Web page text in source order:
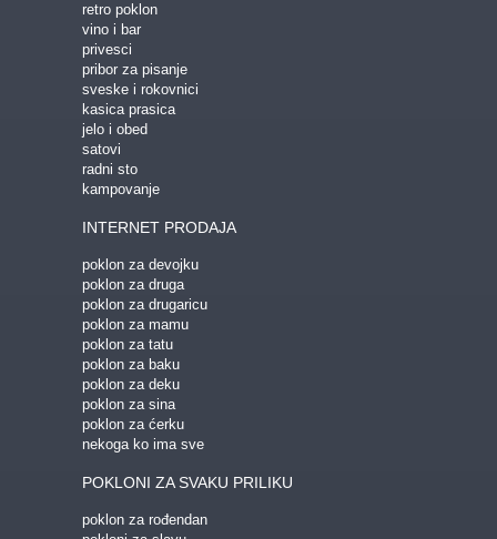
retro poklon
vino i bar
privesci
pribor za pisanje
sveske i rokovnici
kasica prasica
jelo i obed
satovi
radni sto
kampovanje
INTERNET PRODAJA
poklon za devojku
poklon za druga
poklon za drugaricu
poklon za mamu
poklon za tatu
poklon za baku
poklon za deku
poklon za sina
poklon za ćerku
nekoga ko ima sve
POKLONI ZA SVAKU PRILIKU
poklon za rođendan